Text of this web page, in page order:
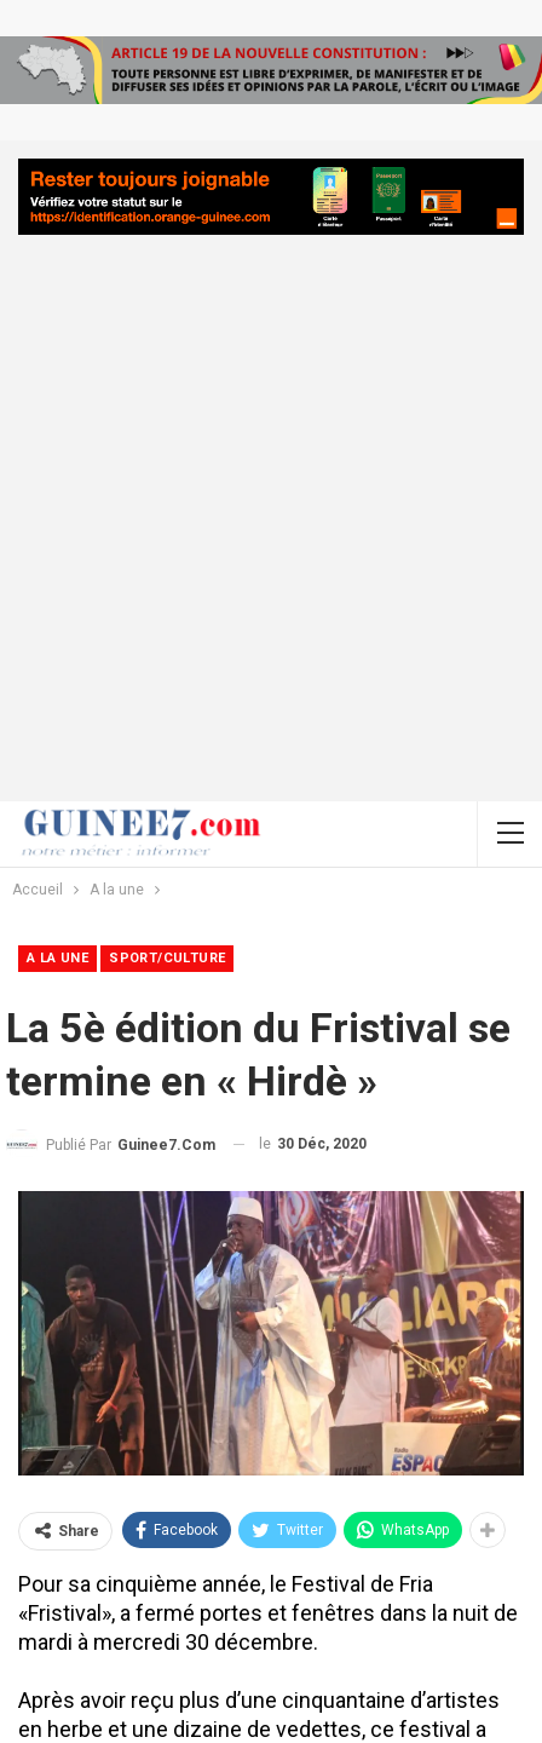
Accueil A la une
A LA UNE SPORT/CULTURE
La 5è édition du Fristival se
termine en « Hirdè »
Publié Par Guinee7.com le 30 Déc, 2020
Share Facebook Twitter WhatsApp
Pour sa cinquième année, le Festival de Fria
«Fristival», a fermé portes et fenêtres dans la nuit de
mardi à mercredi 30 décembre.
Après avoir reçu plus d’une cinquantaine d’artistes
en herbe et une dizaine de vedettes, ce festival a